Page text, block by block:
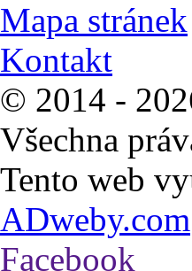
Mapa stránek
Kontakt
© 2014 -
Všechna
Tento web
ADweby.com
Facebook